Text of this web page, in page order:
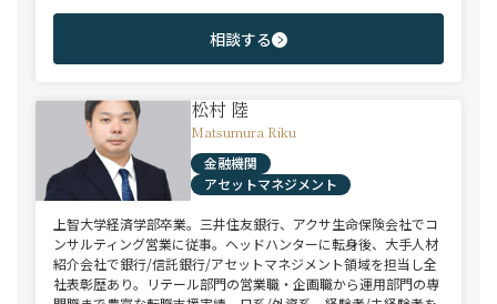
相談する
松村 陸
Matsumura Riku
金融機関
アセットマネジメント
上智大学経済学部卒業。三井住友銀行、アクサ生命保険会社でコ
ンサルティング営業に従事。ヘッドハンターに転身後、大手人材
紹介会社で銀行/信託銀行/アセットマネジメント領域を担当し全
社表彰歴あり。リテール部門の営業職・企画職から運用部門の専